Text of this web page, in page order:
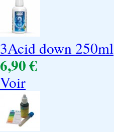
3Acid down 250ml
6,90 €
Voir